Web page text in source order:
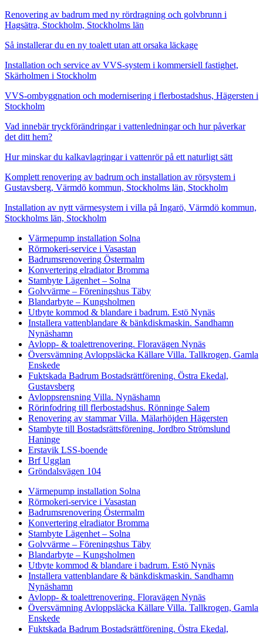
Renovering av badrum med ny rördragning och golvbrunn i
Hagsätra, Stockholm, Stockholms län
Så installerar du en ny toalett utan att orsaka läckage
Installation och service av VVS-system i kommersiell fastighet,
Skärholmen i Stockholm
VVS-ombyggnation och modernisering i flerbostadshus, Hägersten i
Stockholm
Vad innebär tryckförändringar i vattenledningar och hur påverkar
det ditt hem?
Hur minskar du kalkavlagringar i vattenrör på ett naturligt sätt
Komplett renovering av badrum och installation av rörsystem i
Gustavsberg, Värmdö kommun, Stockholms län, Stockholm
Installation av nytt värmesystem i villa på Ingarö, Värmdö kommun,
Stockholms län, Stockholm
Värmepump installation Solna
Rörmokeri-service i Vasastan
Badrumsrenovering Östermalm
Konvertering elradiator Bromma
Stambyte Lägenhet – Solna
Golvvärme – Föreningshus Täby
Blandarbyte – Kungsholmen
Utbyte kommod & blandare i badrum. Estö Nynäs
Installera vattenblandare & bänkdiskmaskin. Sandhamn
Nynäshamn
Avlopp- & toalettrenovering. Floravägen Nynäs
Översvämning Avloppsläcka Källare Villa. Tallkrogen, Gamla
Enskede
Fuktskada Badrum Bostadsrättförening. Östra Ekedal,
Gustavsberg
Avloppsrensning Villa. Nynäshamn
Rörinfodring till flerbostadshus. Rönninge Salem
Renovering av stammar Villa. Mälarhöjden Hägersten
Stambyte till Bostadsrättsförening. Jordbro Strömslund
Haninge
Erstavik LSS-boende
Brf Ugglan
Gröndalsvägen 104
Värmepump installation Solna
Rörmokeri-service i Vasastan
Badrumsrenovering Östermalm
Konvertering elradiator Bromma
Stambyte Lägenhet – Solna
Golvvärme – Föreningshus Täby
Blandarbyte – Kungsholmen
Utbyte kommod & blandare i badrum. Estö Nynäs
Installera vattenblandare & bänkdiskmaskin. Sandhamn
Nynäshamn
Avlopp- & toalettrenovering. Floravägen Nynäs
Översvämning Avloppsläcka Källare Villa. Tallkrogen, Gamla
Enskede
Fuktskada Badrum Bostadsrättförening. Östra Ekedal,